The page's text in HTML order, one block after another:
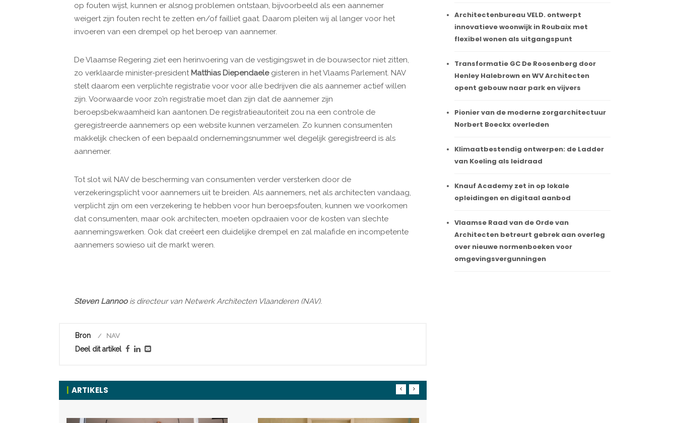
op fouten wijst, kunnen er alsnog problemen ontstaan, bijvoorbeeld als een aannemer
weigert zijn fouten recht te zetten en/of failliet gaat. Daarom pleiten wij al langer voor het
invoeren van een drempel op het beroep van aannemer.
De Vlaamse Regering ziet een herinvoering van de vestigingswet in de bouwsector niet zitten,
zo verklaarde minister-president Matthias Diependaelegisteren in het Vlaams Parlement. NAV
stelt daarom een verplichte registratie voor voor alle bedrijven die als aannemer actief willen
zijn. Voorwaarde voor zo’n registratie moet dan zijn dat de aannemer zijn
beroepsbekwaamheid kan aantonen. De registratieautoriteit zou na een controle de
geregistreerde aannemers op een website kunnen verzamelen. Zo kunnen consumenten
makkelijk checken of een bepaald ondernemingsnummer wel degelijk geregistreerd is als
aannemer.
Tot slot wil NAV de bescherming van consumenten verder versterken door de
verzekeringsplicht voor aannemers uit te breiden. Als aannemers, net als architecten vandaag,
verplicht zijn om een verzekering te hebben voor hun beroepsfouten, kunnen we voorkomen
dat consumenten, maar ook architecten, moeten opdraaien voor de kosten van slechte
aannemingswerken. Ook dat creëert een duidelijke drempel en zal malafide en incompetente
aannemers sowieso uit de markt weren.
Steven Lannoois directeur van Netwerk Architecten Vlaanderen (NAV).
Bron NAV
Deel dit artikel
ARTIKELS
Architectenbureau VELD. ontwerpt
innovatieve woonwijk in Roubaix met
flexibel wonen als uitgangspunt
Transformatie GC De Roosenberg door
Henley Halebrown en WV Architecten
opent gebouw naar park en vijvers
Pionier van de moderne zorgarchitectuur
Norbert Boeckx overleden
Klimaatbestendig ontwerpen: de Ladder
van Koeling als leidraad
Knauf Academy zet in op lokale
opleidingen en digitaal aanbod
Vlaamse Raad van de Orde van
Architecten betreurt gebrek aan overleg
over nieuwe normenboeken voor
omgevingsvergunningen